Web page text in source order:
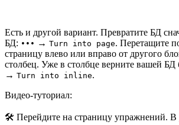
Есть и другой вариант. Превратите БД
БД: ••• → Turn into page. Перетащите
страницу влево или вправо от другого
столбец. Уже в столбце верните вашей
→ Turn into inline.
Видео-туториал:
🛠 Перейдите на страницу упражнений. В